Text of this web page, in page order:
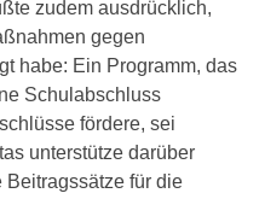
zudem ausdrücklich,
gegen
habe: Ein Programm, das
Schulabschluss
fördere, sei
unterstütze darüber
Beitragssätze für die